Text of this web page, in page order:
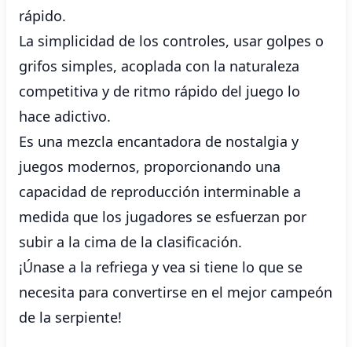
rápido.
La simplicidad de los controles, usar golpes o
grifos simples, acoplada con la naturaleza
competitiva y de ritmo rápido del juego lo
hace adictivo.
Es una mezcla encantadora de nostalgia y
juegos modernos, proporcionando una
capacidad de reproducción interminable a
medida que los jugadores se esfuerzan por
subir a la cima de la clasificación.
¡Únase a la refriega y vea si tiene lo que se
necesita para convertirse en el mejor campeón
de la serpiente!